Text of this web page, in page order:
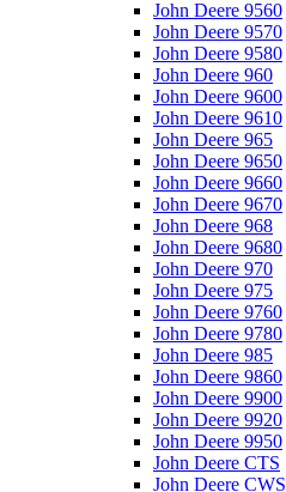
John Deere 9560
John Deere 9570
John Deere 9580
John Deere 960
John Deere 9600
John Deere 9610
John Deere 965
John Deere 9650
John Deere 9660
John Deere 9670
John Deere 968
John Deere 9680
John Deere 970
John Deere 975
John Deere 9760
John Deere 9780
John Deere 985
John Deere 9860
John Deere 9900
John Deere 9920
John Deere 9950
John Deere CTS
John Deere CWS